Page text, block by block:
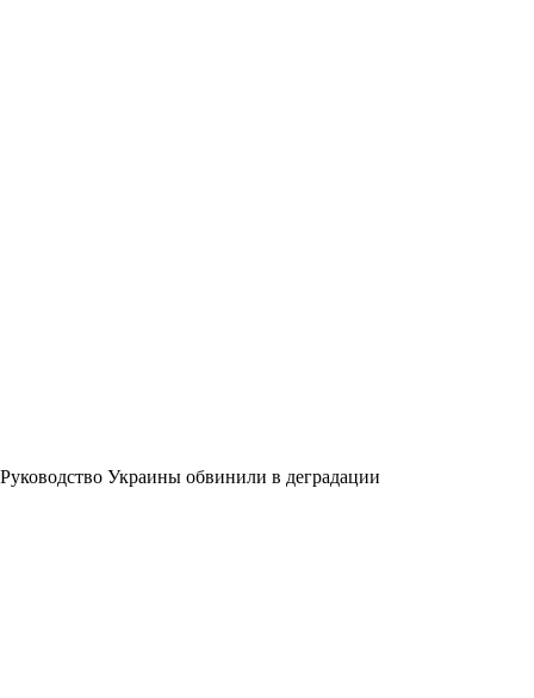
Руководство Украины обвинили в деградации